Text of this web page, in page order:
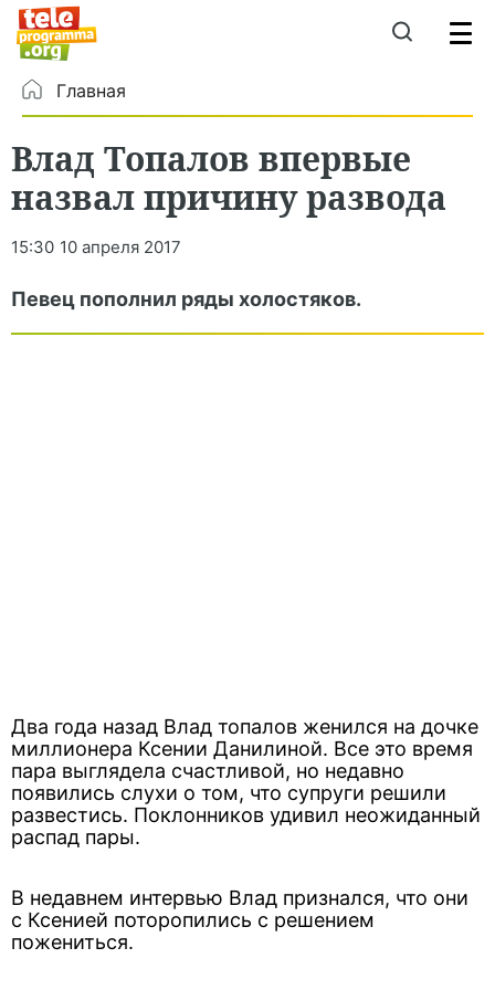
Главная
Влад Топалов впервые
назвал причину развода
15:30 10 апреля 2017
Певец пополнил ряды холостяков.
Два года назад Влад топалов женился на дочке
миллионера Ксении Данилиной. Все это время
пара выглядела счастливой, но недавно
появились слухи о том, что супруги решили
развестись. Поклонников удивил неожиданный
распад пары.
В недавнем интервью Влад признался, что они
с Ксенией поторопились с решением
пожениться.